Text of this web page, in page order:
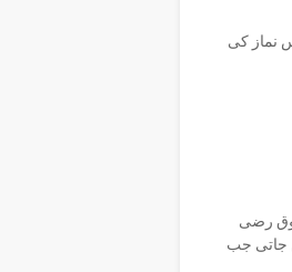
نماز کی
رضی
جاتی جب